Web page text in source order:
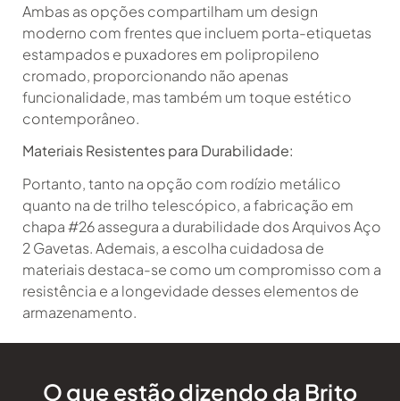
Ambas as opções compartilham um design
moderno com frentes que incluem porta-etiquetas
estampados e puxadores em polipropileno
cromado, proporcionando não apenas
funcionalidade, mas também um toque estético
contemporâneo.
Materiais Resistentes para Durabilidade:
Portanto, tanto na opção com rodízio metálico
quanto na de trilho telescópico, a fabricação em
chapa #26 assegura a durabilidade dos Arquivos Aço
2 Gavetas. Ademais, a escolha cuidadosa de
materiais destaca-se como um compromisso com a
resistência e a longevidade desses elementos de
armazenamento.
O que estão dizendo da Brito